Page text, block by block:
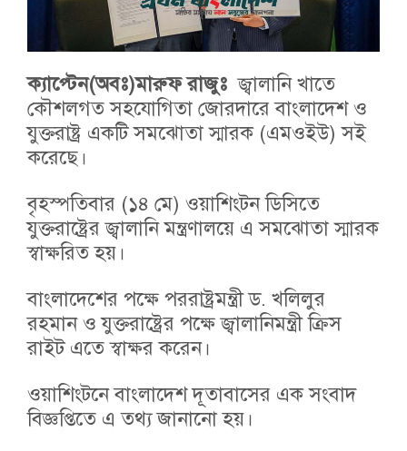
ক্যাপ্টেন(অবঃ)মারুফ রাজুঃ জ্বালানি খাতে
কৌশলগত সহযোগিতা জোরদারে বাংলাদেশ ও
যুক্তরাষ্ট্র একটি সমঝোতা স্মারক (এমওইউ) সই
করেছে।
বৃহস্পতিবার (১৪ মে) ওয়াশিংটন ডিসিতে
যুক্তরাষ্ট্রের জ্বালানি মন্ত্রণালয়ে এ সমঝোতা স্মারক
স্বাক্ষরিত হয়।
বাংলাদেশের পক্ষে পররাষ্ট্রমন্ত্রী ড. খলিলুর
রহমান ও যুক্তরাষ্ট্রের পক্ষে জ্বালানিমন্ত্রী ক্রিস
রাইট এতে স্বাক্ষর করেন।
ওয়াশিংটনে বাংলাদেশ দূতাবাসের এক সংবাদ
বিজ্ঞপ্তিতে এ তথ্য জানানো হয়।